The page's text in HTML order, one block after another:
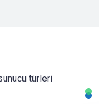
türleri